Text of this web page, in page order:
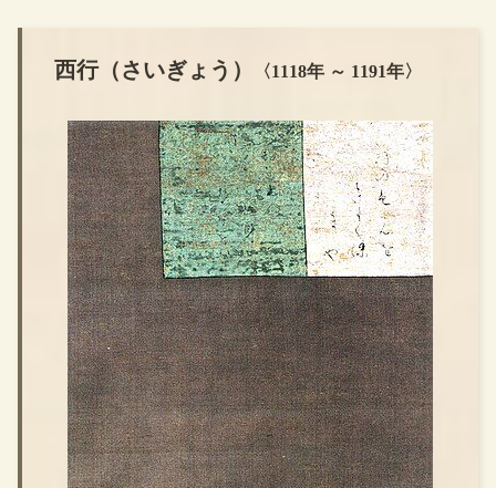
西行（さいぎょう） 〈1118年 ～ 1191年〉